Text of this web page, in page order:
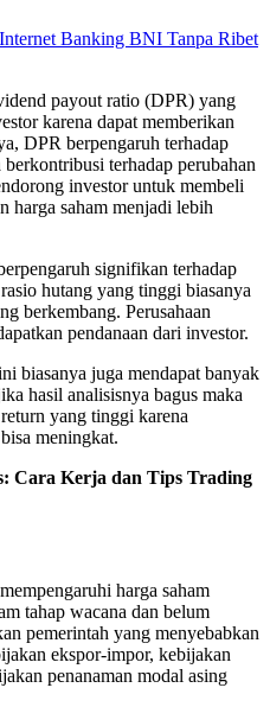
Banking BNI Tanpa Ribet
payout ratio (DPR) yang
karena dapat memberikan
DPR berpengaruh terhadap
terhadap perubahan
investor untuk membeli
harga saham menjadi lebih
signifikan terhadap
hutang yang tinggi biasanya
berkembang. Perusahaan
pendanaan dari investor.
biasanya juga mendapat banyak
hasil analisisnya bagus maka
yang tinggi karena
meningkat.
Cara Kerja dan Tips Trading
harga saham
tahap wacana dan belum
pemerintah yang menyebabkan
ekspor-impor, kebijakan
penanaman modal asing